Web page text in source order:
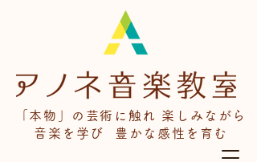
「本物」の芸術に触れ 楽しみながら
音楽を学び 豊かな感性を育む